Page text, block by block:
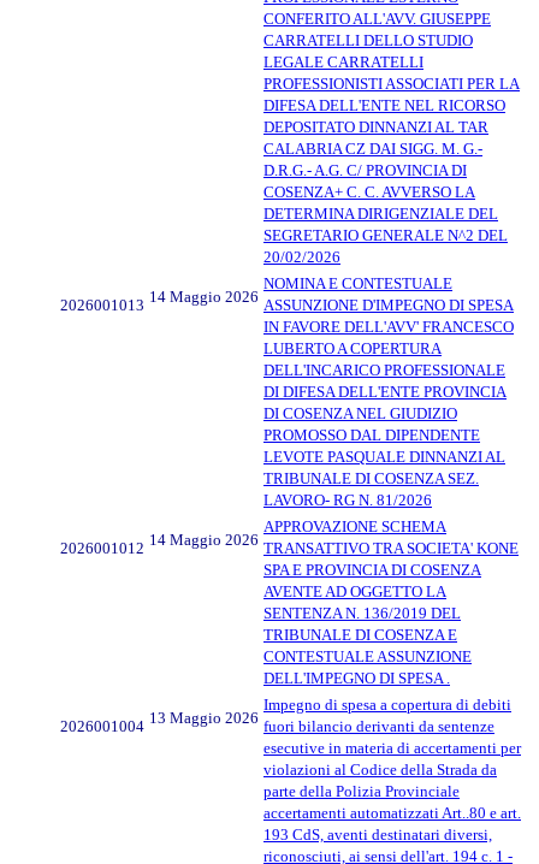
CONFERITO ALL'AVV. GIUSEPPE
CARRATELLI DELLO STUDIO
LEGALE CARRATELLI
PROFESSIONISTI ASSOCIATI PER LA
DIFESA DELL'ENTE NEL RICORSO
DEPOSITATO DINNANZI AL TAR
CALABRIA CZ DAI SIGG. M. G.-
D.R.G.- A.G. C/ PROVINCIA DI
COSENZA+ C. C. AVVERSO LA
DETERMINA DIRIGENZIALE DEL
SEGRETARIO GENERALE N^2 DEL
20/02/2026
2026001013 14 Maggio 2026
NOMINA E CONTESTUALE
ASSUNZIONE D'IMPEGNO DI SPESA
IN FAVORE DELL'AVV' FRANCESCO
LUBERTO A COPERTURA
DELL'INCARICO PROFESSIONALE
DI DIFESA DELL'ENTE PROVINCIA
DI COSENZA NEL GIUDIZIO
PROMOSSO DAL DIPENDENTE
LEVOTE PASQUALE DINNANZI AL
TRIBUNALE DI COSENZA SEZ.
LAVORO- RG N. 81/2026
2026001012 14 Maggio 2026
APPROVAZIONE SCHEMA
TRANSATTIVO TRA SOCIETA' KONE
SPA E PROVINCIA DI COSENZA
AVENTE AD OGGETTO LA
SENTENZA N. 136/2019 DEL
TRIBUNALE DI COSENZA E
CONTESTUALE ASSUNZIONE
DELL'IMPEGNO DI SPESA .
2026001004 13 Maggio 2026
Impegno di spesa a copertura di debiti
fuori bilancio derivanti da sentenze
esecutive in materia di accertamenti per
violazioni al Codice della Strada da
parte della Polizia Provinciale
accertamenti automatizzati Art..80 e art.
193 CdS, aventi destinatari diversi,
riconosciuti, ai sensi dell'art. 194 c. 1 -